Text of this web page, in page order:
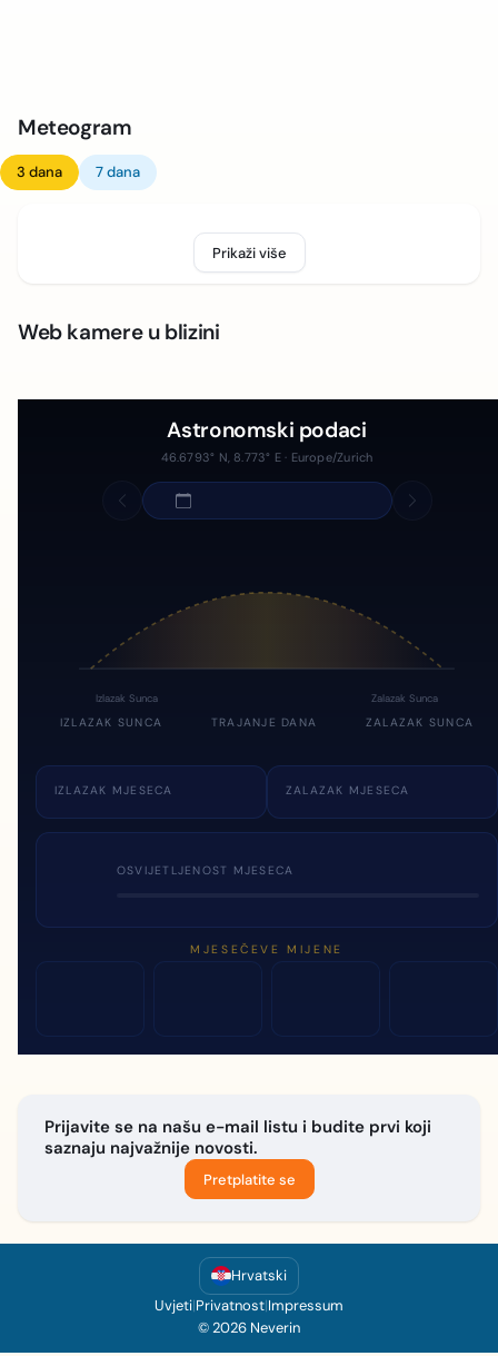
Meteogram
3 dana 7 dana
Prikaži više
Web kamere u blizini
Astronomski podaci
46.6793° N, 8.773° E · Europe/Zurich
Izlazak Sunca Zalazak Sunca
IZLAZAK SUNCA TRAJANJE DANA ZALAZAK SUNCA
IZLAZAK MJESECA ZALAZAK MJESECA
OSVIJETLJENOST MJESECA
MJESEČEVE MIJENE
Prijavite se na našu e-mail listu i budite prvi koji
saznaju najvažnije novosti.
Pretplatite se
Hrvatski
Uvjeti|Privatnost|Impressum
© 2026 Neverin